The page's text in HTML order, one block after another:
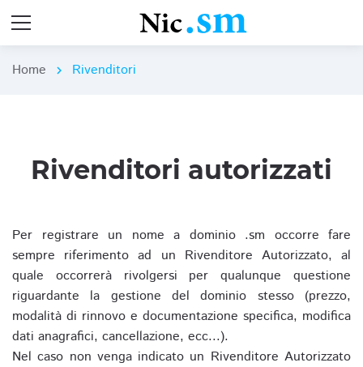
Home chevron_right Rivenditori
Rivenditori autorizzati
Per registrare un nome a dominio .sm occorre fare
sempre riferimento ad un Rivenditore Autorizzato, al
quale occorrerà rivolgersi per qualunque questione
riguardante la gestione del dominio stesso (prezzo,
modalità di rinnovo e documentazione specifica, modifica
dati anagrafici, cancellazione, ecc...).
Nel caso non venga indicato un Rivenditore Autorizzato